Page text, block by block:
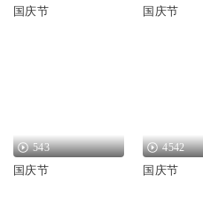
国庆节 国庆节
543
国庆节
4542
国庆节